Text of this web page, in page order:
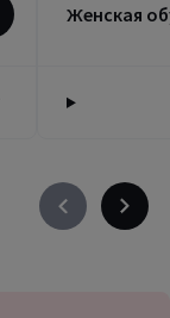
Женская
Précédent